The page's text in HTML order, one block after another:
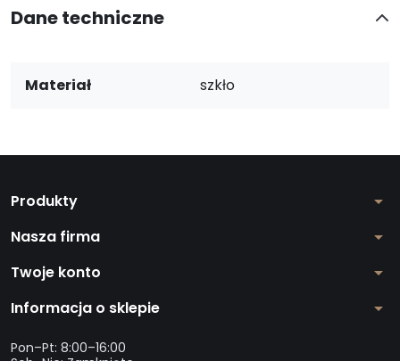
Dane techniczne
Materiał szkło
Produkty arrow_drop_down
Nasza firma arrow_drop_down
Twoje konto arrow_drop_down
Informacja o sklepie arrow_drop_down
Pon–Pt: 8:00–16:00